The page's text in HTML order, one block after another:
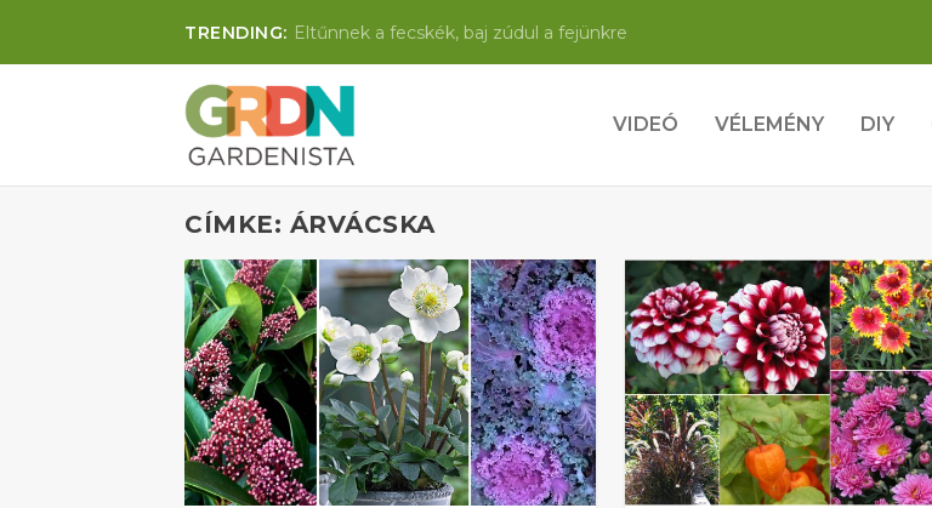
TRENDING: Eltűnnek a fecskék, baj zúdul a fejünkre
VIDEÓ VÉLEMÉNY DIY
CÍMKE: ÁRVÁCSKA